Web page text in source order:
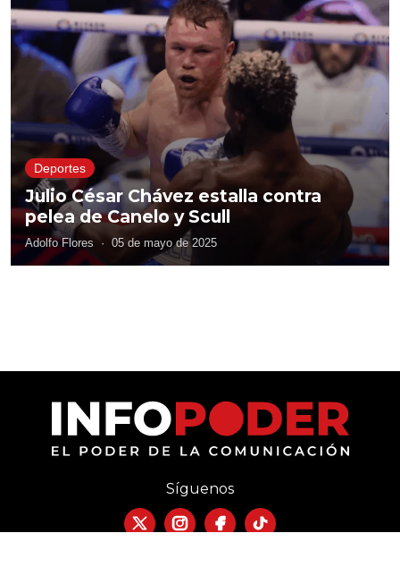
Deportes
Julio César Chávez estalla contra
pelea de Canelo y Scull
Adolfo Flores · 05 de mayo de 2025
Síguenos